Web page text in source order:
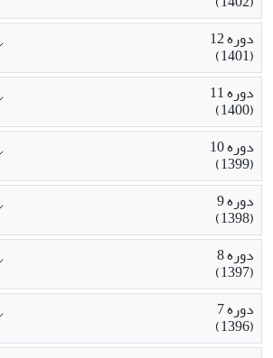
دوره 12
(1401)
دوره 11
(1400)
دوره 10
(1399)
دوره 9
(1398)
دوره 8
(1397)
دوره 7
(1396)